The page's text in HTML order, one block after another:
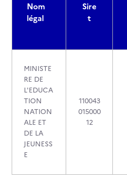
Nom
légal
Sire
t
MINISTE
RE DE
L'EDUCA
TION
NATION
ALE ET
DE LA
JEUNESS
E
110043
015000
12